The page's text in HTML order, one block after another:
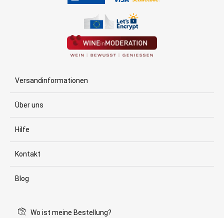
Versandinformationen
Über uns
Hilfe
Kontakt
Blog
Wo ist meine Bestellung?